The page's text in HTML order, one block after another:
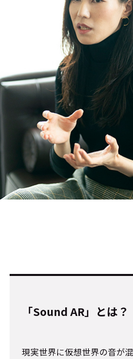
「Sound AR」とは？
現実世界に仮想世界の音が